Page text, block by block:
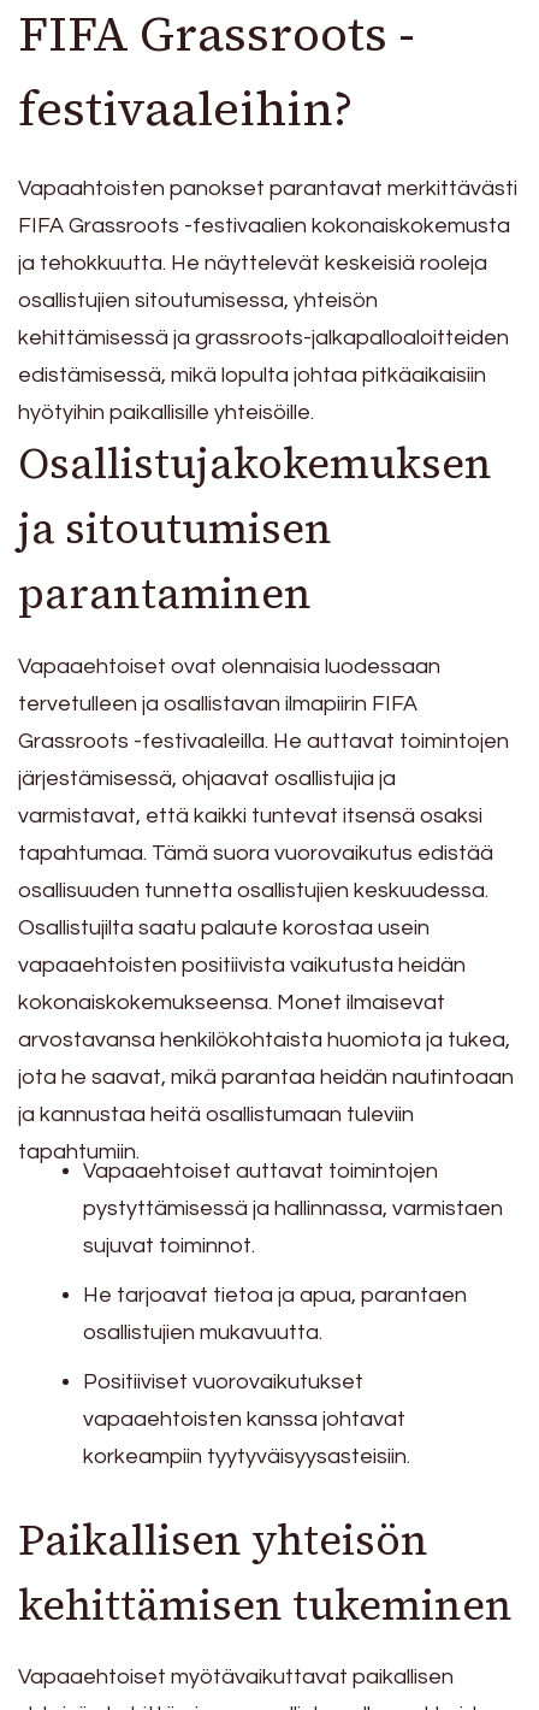
FIFA Grassroots -
festivaaleihin?
Vapaahtoisten panokset parantavat merkittävästi
FIFA Grassroots -festivaalien kokonaiskokemusta
ja tehokkuutta. He näyttelevät keskeisiä rooleja
osallistujien sitoutumisessa, yhteisön
kehittämisessä ja grassroots-jalkapalloaloitteiden
edistämisessä, mikä lopulta johtaa pitkäaikaisiin
hyötyihin paikallisille yhteisöille.
Osallistujakokemuksen
ja sitoutumisen
parantaminen
Vapaaehtoiset ovat olennaisia luodessaan
tervetulleen ja osallistavan ilmapiirin FIFA
Grassroots -festivaaleilla. He auttavat toimintojen
järjestämisessä, ohjaavat osallistujia ja
varmistavat, että kaikki tuntevat itsensä osaksi
tapahtumaa. Tämä suora vuorovaikutus edistää
osallisuuden tunnetta osallistujien keskuudessa.
Osallistujilta saatu palaute korostaa usein
vapaaehtoisten positiivista vaikutusta heidän
kokonaiskokemukseensa. Monet ilmaisevat
arvostavansa henkilökohtaista huomiota ja tukea,
jota he saavat, mikä parantaa heidän nautintoaan
ja kannustaa heitä osallistumaan tuleviin
tapahtumiin.
Vapaaehtoiset auttavat toimintojen
pystyttämisessä ja hallinnassa, varmistaen
sujuvat toiminnot.
He tarjoavat tietoa ja apua, parantaen
osallistujien mukavuutta.
Positiiviset vuorovaikutukset
vapaaehtoisten kanssa johtavat
korkeampiin tyytyväisyysasteisiin.
Paikallisen yhteisön
kehittämisen tukeminen
Vapaaehtoiset myötävaikuttavat paikallisen